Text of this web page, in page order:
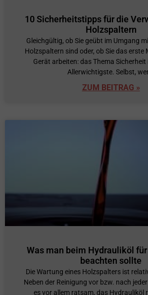
10 Sicherheitstipps für die
Holzspaltern
Gleichgültig, ob Sie geübt im Umgang
Holzspaltern sind oder, ob Sie das erste
Gerät arbeiten: das Thema
Allerwichtigste. Selbst,
ZUM BEITRAG »
Was man beim Hydrauliköl
beachten sollte
Die Wartung eines Holzspalters ist
Neben der Reinigung vor bzw. nach
es vor allem ratsam, das Hydrauliköl